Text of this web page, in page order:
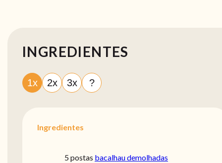
INGREDIENTES
1x 2x 3x ?
Ingredientes
5 postas bacalhau demolhadas